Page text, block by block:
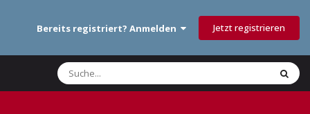
Bereits registriert? Anmelden Jetzt registrieren